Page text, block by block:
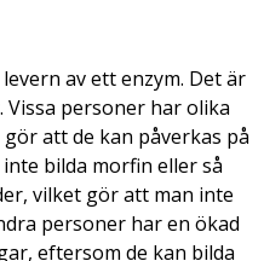
av ett enzym. Det är
personer har olika
att de kan påverkas på
bilda morfin eller så
vilket gör att man inte
personer har en ökad
eftersom de kan bilda